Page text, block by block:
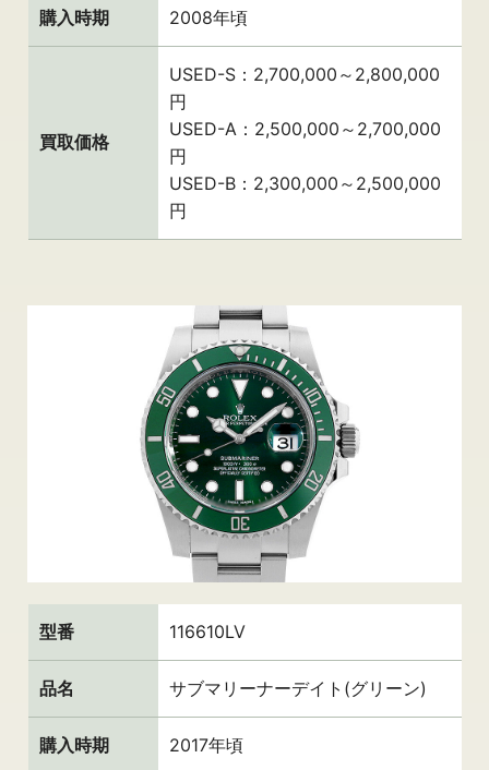
購入時期 2008年頃
買取価格
USED-S：2,700,000～2,800,000
円
USED-A：2,500,000～2,700,000
円
USED-B：2,300,000～2,500,000
円
型番 116610LV
品名 サブマリーナーデイト(グリーン)
購入時期 2017年頃